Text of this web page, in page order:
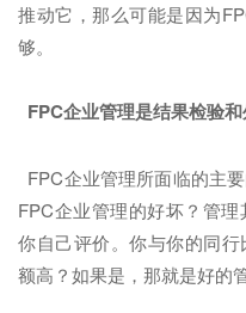
推动它，那么可能是因为
够。
FPC企业管理是结果检验
FPC企业管理所面临的主
FPC企业管理的好坏？管
你自己评价。你与你的同
额高？如果是，那就是好的管